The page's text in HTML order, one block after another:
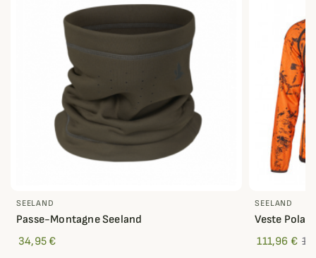
SEELAND
Passe-Montagne Seeland
34,95 €
SEELAND
Veste
111,96 €